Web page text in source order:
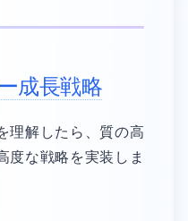
成長戦略
理解したら、質の高
度な戦略を実装しま